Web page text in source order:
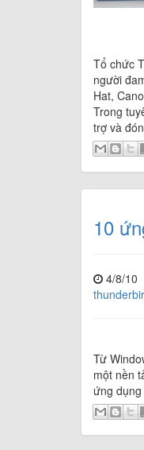
Tổ chức
người
Hat,
Trong
trợ và
10
4/8/10
Từ
một nền
ứng